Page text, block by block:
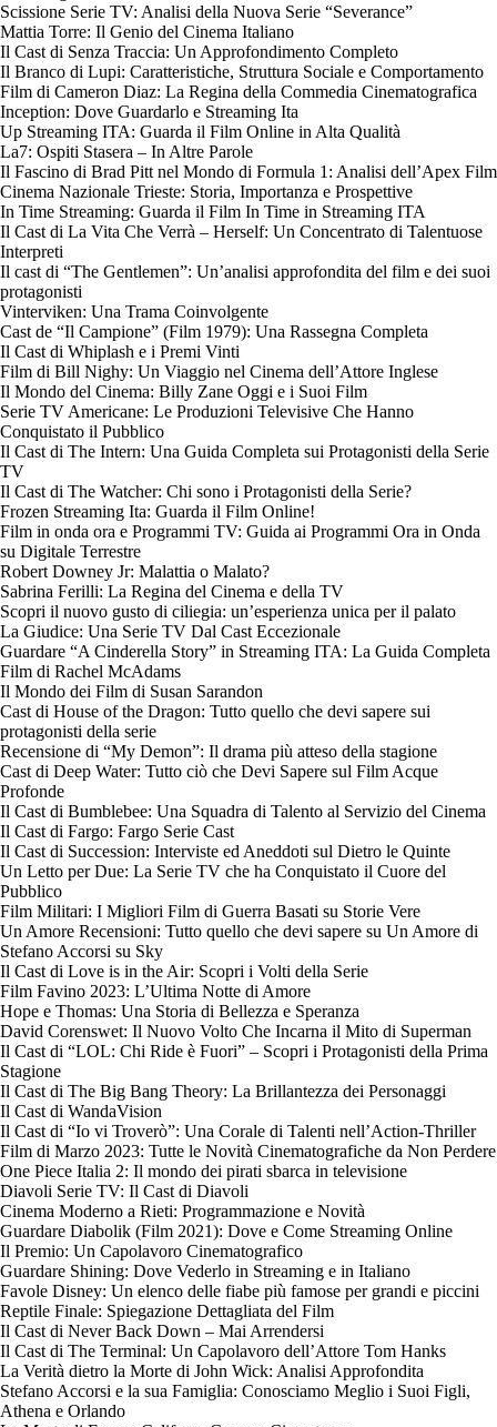
Scissione Serie TV: Analisi della Nuova Serie “Severance”
Mattia Torre: Il Genio del Cinema Italiano
Il Cast di Senza Traccia: Un Approfondimento Completo
Il Branco di Lupi: Caratteristiche, Struttura Sociale e Comportamento
Film di Cameron Diaz: La Regina della Commedia Cinematografica
Inception: Dove Guardarlo e Streaming Ita
Up Streaming ITA: Guarda il Film Online in Alta Qualità
La7: Ospiti Stasera – In Altre Parole
Il Fascino di Brad Pitt nel Mondo di Formula 1: Analisi dell’Apex Film
Cinema Nazionale Trieste: Storia, Importanza e Prospettive
In Time Streaming: Guarda il Film In Time in Streaming ITA
Il Cast di La Vita Che Verrà – Herself: Un Concentrato di Talentuose
Interpreti
Il cast di “The Gentlemen”: Un’analisi approfondita del film e dei suoi
protagonisti
Vinterviken: Una Trama Coinvolgente
Cast de “Il Campione” (Film 1979): Una Rassegna Completa
Il Cast di Whiplash e i Premi Vinti
Film di Bill Nighy: Un Viaggio nel Cinema dell’Attore Inglese
Il Mondo del Cinema: Billy Zane Oggi e i Suoi Film
Serie TV Americane: Le Produzioni Televisive Che Hanno
Conquistato il Pubblico
Il Cast di The Intern: Una Guida Completa sui Protagonisti della Serie
TV
Il Cast di The Watcher: Chi sono i Protagonisti della Serie?
Frozen Streaming Ita: Guarda il Film Online!
Film in onda ora e Programmi TV: Guida ai Programmi Ora in Onda
su Digitale Terrestre
Robert Downey Jr: Malattia o Malato?
Sabrina Ferilli: La Regina del Cinema e della TV
Scopri il nuovo gusto di ciliegia: un’esperienza unica per il palato
La Giudice: Una Serie TV Dal Cast Eccezionale
Guardare “A Cinderella Story” in Streaming ITA: La Guida Completa
Film di Rachel McAdams
Il Mondo dei Film di Susan Sarandon
Cast di House of the Dragon: Tutto quello che devi sapere sui
protagonisti della serie
Recensione di “My Demon”: Il drama più atteso della stagione
Cast di Deep Water: Tutto ciò che Devi Sapere sul Film Acque
Profonde
Il Cast di Bumblebee: Una Squadra di Talento al Servizio del Cinema
Il Cast di Fargo: Fargo Serie Cast
Il Cast di Succession: Interviste ed Aneddoti sul Dietro le Quinte
Un Letto per Due: La Serie TV che ha Conquistato il Cuore del
Pubblico
Film Militari: I Migliori Film di Guerra Basati su Storie Vere
Un Amore Recensioni: Tutto quello che devi sapere su Un Amore di
Stefano Accorsi su Sky
Il Cast di Love is in the Air: Scopri i Volti della Serie
Film Favino 2023: L’Ultima Notte di Amore
Hope e Thomas: Una Storia di Bellezza e Speranza
David Corenswet: Il Nuovo Volto Che Incarna il Mito di Superman
Il Cast di “LOL: Chi Ride è Fuori” – Scopri i Protagonisti della Prima
Stagione
Il Cast di The Big Bang Theory: La Brillantezza dei Personaggi
Il Cast di WandaVision
Il Cast di “Io vi Troverò”: Una Corale di Talenti nell’Action-Thriller
Film di Marzo 2023: Tutte le Novità Cinematografiche da Non Perdere
One Piece Italia 2: Il mondo dei pirati sbarca in televisione
Diavoli Serie TV: Il Cast di Diavoli
Cinema Moderno a Rieti: Programmazione e Novità
Guardare Diabolik (Film 2021): Dove e Come Streaming Online
Il Premio: Un Capolavoro Cinematografico
Guardare Shining: Dove Vederlo in Streaming e in Italiano
Favole Disney: Un elenco delle fiabe più famose per grandi e piccini
Reptile Finale: Spiegazione Dettagliata del Film
Il Cast di Never Back Down – Mai Arrendersi
Il Cast di The Terminal: Un Capolavoro dell’Attore Tom Hanks
La Verità dietro la Morte di John Wick: Analisi Approfondita
Stefano Accorsi e la sua Famiglia: Conosciamo Meglio i Suoi Figli,
Athena e Orlando